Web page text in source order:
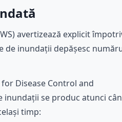
avertizează explicit
de inundații depășesc
Disease Control and
inundații se produc atunci
timp: